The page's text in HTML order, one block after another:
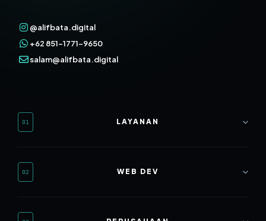
@alifbata.digital
+62 851-1771-9650
salam@alifbata.digital
01 LAYANAN
SEO Mastery
02 WEB DEV